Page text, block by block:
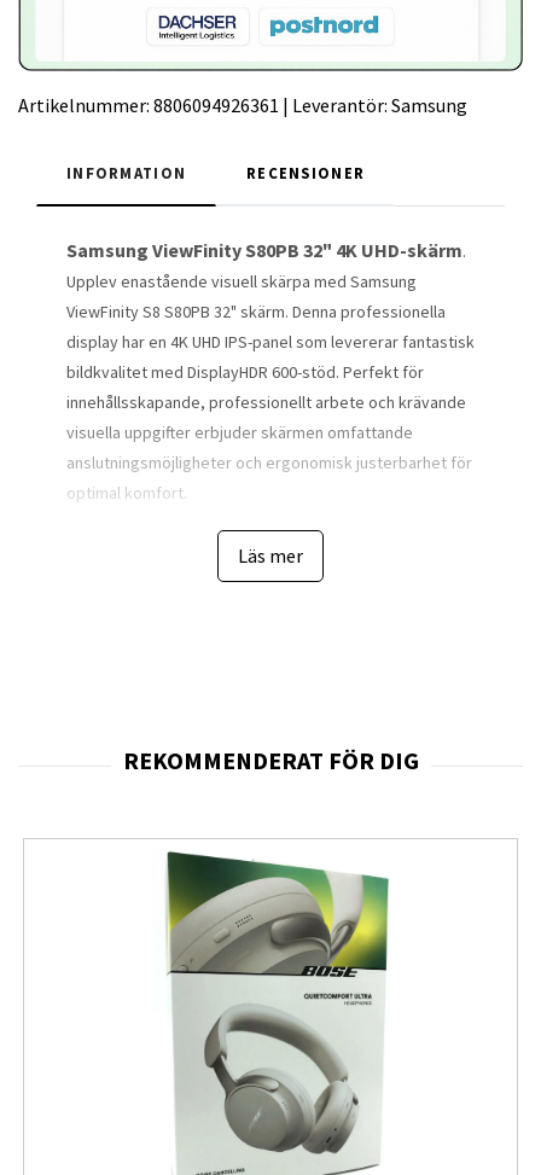
Artikelnummer: 8806094926361 | Leverantör: Samsung
INFORMATION RECENSIONER
Samsung ViewFinity S80PB 32" 4K UHD-skärm.
Upplev enastående visuell skärpa med Samsung
ViewFinity S8 S80PB 32" skärm. Denna professionella
display har en 4K UHD IPS-panel som levererar fantastisk
bildkvalitet med DisplayHDR 600-stöd. Perfekt för
innehållsskapande, professionellt arbete och krävande
visuella uppgifter erbjuder skärmen omfattande
anslutningsmöjligheter och ergonomisk justerbarhet för
optimal komfort.
32" IPS 4K UHD (3840 x 2160)
Kristallklar 4K-upplösning för professionellt
ViewFinity S8 levererar enastående bildkvalitet med sin
3840 x 2160 4K UHD-upplösning på en 32" skärm. IPS-
panelen har en snabb 5 ms responstid och utmärkta 178-
graders betraktningsvinklar, vilket gör den perfekt för
precist innehållsskapande och detaljerat arbete. Med
350 nits ljusstyrka och 1000:1 kontrastförhållande får du
skarpa, levande bilder i alla ljusförhållanden.
Överlägsen visuell prestanda med IPS-teknologi
IPS-panelteknologin säkerställer konsekvent och exakt
färgåtergivning från alla vinklar. Med DisplayHDR 600-
Läs mer